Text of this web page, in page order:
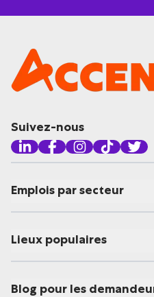
Suivez-nous
Emplois par secteur
Lieux populaires
Blog pour les